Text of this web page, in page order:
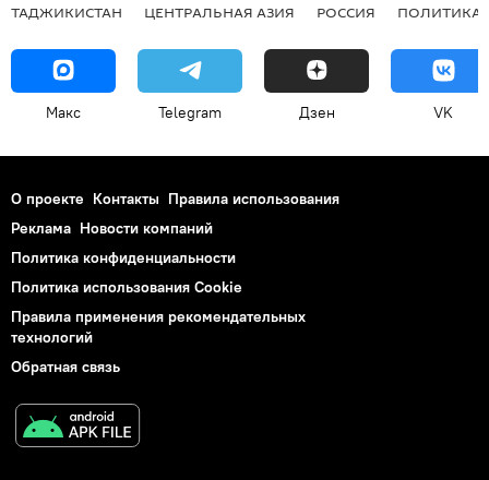
ТАДЖИКИСТАН ЦЕНТРАЛЬНАЯ АЗИЯ РОССИЯ ПОЛИТИКА
Макс Telegram Дзен VK
О проекте Контакты Правила использования
Реклама Новости компаний
Политика конфиденциальности
Политика использования Cookie
Правила применения рекомендательных
технологий
Обратная связь